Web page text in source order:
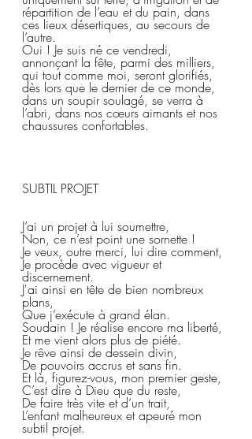
répartition de l’eau et du pain, dans
ces lieux désertiques, au secours de
l’autre.
Oui ! Je suis né ce vendredi,
annonçant la fête, parmi des milliers,
qui tout comme moi, seront glorifiés,
dès lors que le dernier de ce monde,
dans un soupir soulagé, se verra à
l’abri, dans nos cœurs aimants et nos
chaussures confortables.
SUBTIL PROJET
J’ai un projet à lui soumettre,
Non, ce n’est point une sornette !
Je veux, outre merci, lui dire comment,
Je procède avec vigueur et
discernement.
J'ai ainsi en tête de bien nombreux
plans,
Que j’exécute à grand élan.
Soudain ! Je réalise encore ma liberté,
Et me vient alors plus de piété.
Je rêve ainsi de dessein divin,
De pouvoirs accrus et sans fin.
Et là, figurez-vous, mon premier geste,
C’est dire à Dieu que du reste,
De faire très vite et d’un trait,
L’enfant malheureux et apeuré mon
subtil projet.